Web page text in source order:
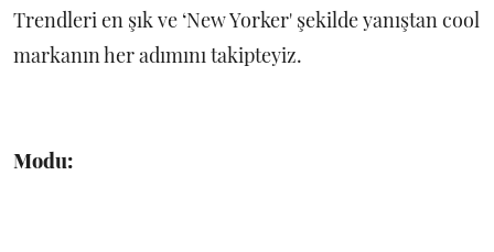
Trendleri en şık ve ‘New Yorker' şekilde yanıştan cool
markanın her adımını takipteyiz.
Modu: